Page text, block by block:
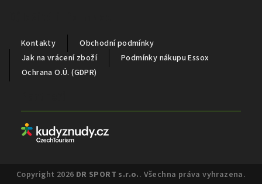
Kontakty
Obchodní podmínky
Jak na vrácení zboží
Podmínky nákupu Essox
Ochrana O.Ú. (GDPR)
Copyright 2026 DR SPORT s.r.o.. Všechna práva vyhrazena.